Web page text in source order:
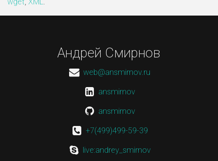
Андрей Смирнов
web@ansmirnov.ru
ansmirnov
ansmirnov
+7(499)499-59-39
live:andrey_smirnov